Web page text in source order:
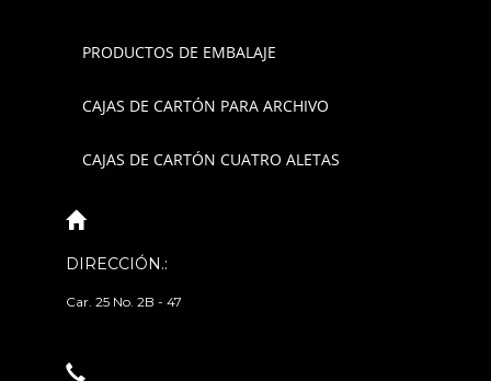
PRODUCTOS DE EMBALAJE
CAJAS DE CARTÓN PARA ARCHIVO
CAJAS DE CARTÓN CUATRO ALETAS
DIRECCIÓN.:
Car. 25 No. 2B - 47